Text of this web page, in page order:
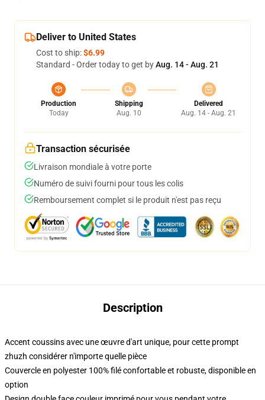
Deliver to United States
Cost to ship:$6.99
Standard - Order today to get byAug. 14 - Aug. 21
Production
Today
Shipping
Aug. 10
Delivered
Aug. 14 - Aug. 21
Transaction sécurisée
Livraison mondiale à votre porte
Numéro de suivi fourni pour tous les colis
Remboursement complet si le produit n'est pas reçu
Description
Accent coussins avec une œuvre d'art unique, pour cette prompt
zhuzh considérer n'importe quelle pièce
Couvercle en polyester 100% filé confortable et robuste, disponible en
option